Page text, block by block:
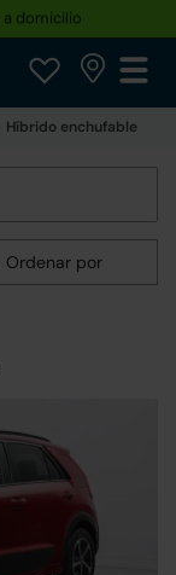
Híbrido enchufable
Ordenar por